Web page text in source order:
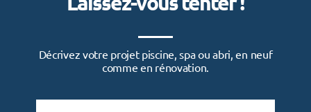
Décrivez votre projet piscine, spa ou abri, en neuf
comme en rénovation.